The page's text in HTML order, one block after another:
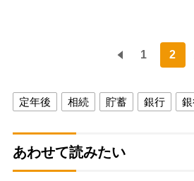
1 2
定年後 相続 貯蓄 銀行
あわせて読みたい